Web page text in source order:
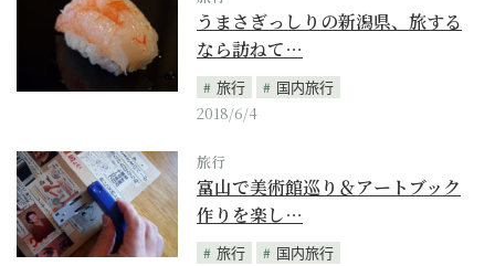
うまさぎっしりの新潟県、旅する
なら訪ねて…
旅行
国内旅行
2018/6/4
旅行
富山で美術館巡り＆アートブック
作りを楽し…
旅行
国内旅行